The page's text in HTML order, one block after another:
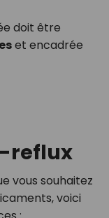
doit être
et encadrée
reflux
vous souhaitez
voici